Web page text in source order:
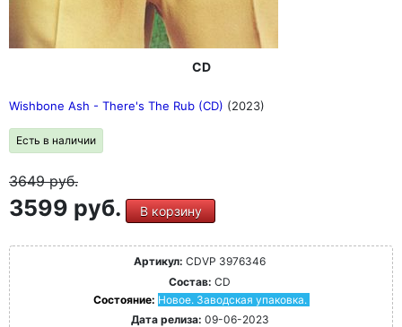
CD
Wishbone Ash - There's The Rub (CD) (2023)
Есть в наличии
3649руб.
3599 руб. В корзину
Артикул: CDVP 3976346
Состав: CD
Состояние: Новое. Заводская упаковка.
Дата релиза: 09-06-2023